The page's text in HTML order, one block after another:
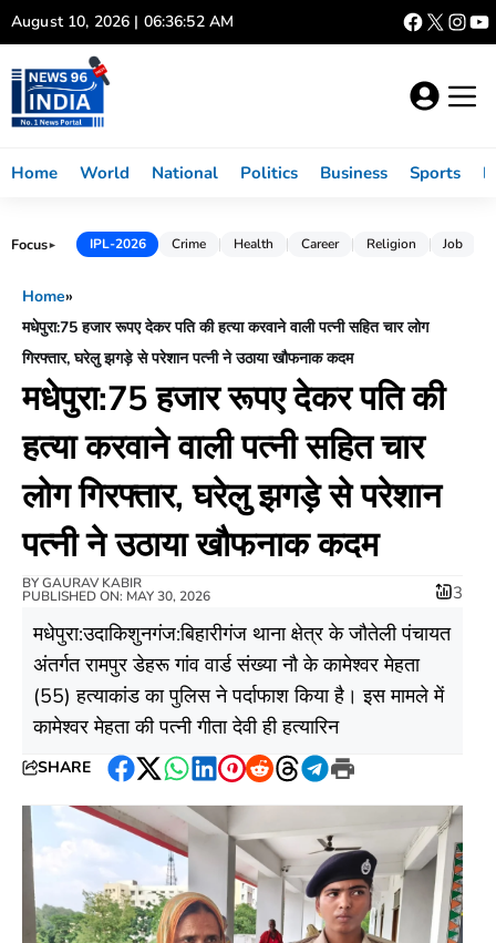
Skip
to
content
August 10, 2026 | 06:36:53 AM
Home World National Politics Business Sports
Focus► IPL-2026 Crime Health Career Religion Job
Home»
मधेपुरा:75 हजार रूपए देकर पति की हत्या करवाने वाली पत्नी सहित चार लोग
गिरफ्तार, घरेलु झगड़े से परेशान पत्नी ने उठाया खौफनाक कदम
मधेपुरा:75 हजार रूपए देकर पति की
हत्या करवाने वाली पत्नी सहित चार
लोग गिरफ्तार, घरेलु झगड़े से परेशान
पत्नी ने उठाया खौफनाक कदम
BYGAURAV KABIR
PUBLISHED ON: MAY 30, 2026 3
मधेपुरा:उदाकिशुनगंज:बिहारीगंज थाना क्षेत्र के जौतेली पंचायत
अंतर्गत रामपुर डेहरू गांव वार्ड संख्या नौ के कामेश्वर मेहता
(55) हत्याकांड का पुलिस ने पर्दाफाश किया है। इस मामले में
कामेश्वर मेहता की पत्नी गीता देवी ही हत्यारिन
SHARE
Facebook
Twitter
WhatsApp
LinkedIn
Pinterest
RedditThreads
Telegram
Print